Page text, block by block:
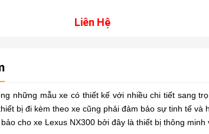
Liên Hệ
những mẫu xe có thiết kế với nhiều chi tiết sang
bị đi kèm theo xe cũng phải đảm bảo sự tinh tế
cho xe Lexus NX300 bởi đây là thiết bị thông